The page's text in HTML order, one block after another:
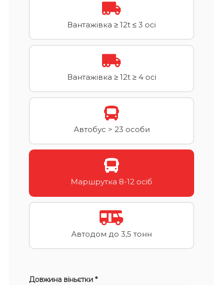
Вантажівка ≥ 12t ≤ 3 осі
Вантажівка ≥ 12t ≥ 4 осі
Автобус > 23 особи
Маршрутка 8-12 осіб
Автодом до 3,5 тонн
Довжина віньєтки *